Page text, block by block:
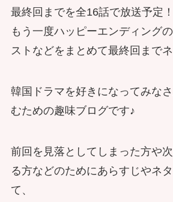
最終回までを全16話で放送予定！
もう一度ハッピーエンディング
ストなどをまとめて最終回まで
韓国ドラマを好きになってみな
むための趣味ブログです♪
前回を見落としてしまった方や
る方などのためにあらすじやネ
て、